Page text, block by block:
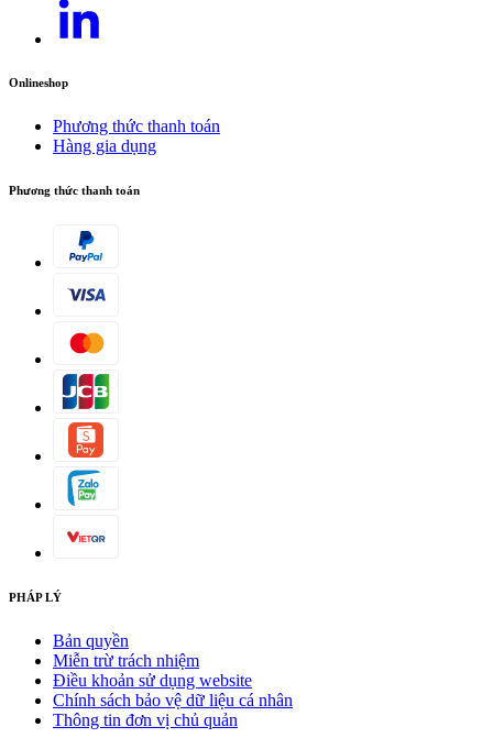
Onlineshop
Phương thức thanh toán
Hàng gia dụng
Phương thức thanh toán
PHÁP LÝ
Bản quyền
Miễn trừ trách nhiệm
Điều khoản sử dụng website
Chính sách bảo vệ dữ liệu cá nhân
Thông tin đơn vị chủ quản